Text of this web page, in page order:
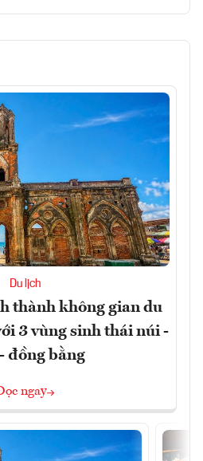
Du lịch
thành không gian du
3 vùng sinh thái núi -
đồng bằng
ngay